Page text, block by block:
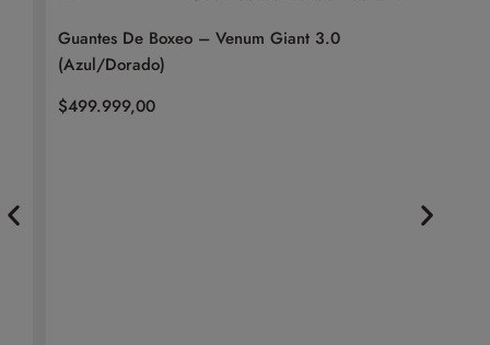
Guantes De Boxeo – Venum Giant 3.0
(Azul/Dorado)
499.999,00